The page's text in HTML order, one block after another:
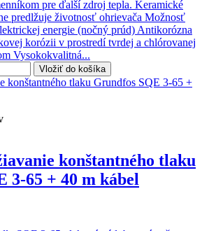
pre ďalší zdroj tepla. Keramické
predlžuje životnosť ohrievača Možnosť
energie (nočný prúd) Antikorózna
korózii v prostredí tvrdej a chlórovanej
Vysokokvalitná...
Vložiť do košíka
konštantného tlaku
3-65 + 40 m kábel